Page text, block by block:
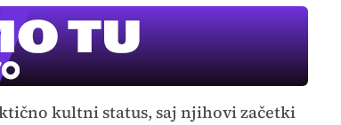
kultni status, saj njihovi začetki